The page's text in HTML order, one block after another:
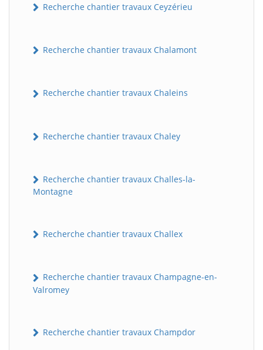
Recherche chantier travaux Ceyzérieu
Recherche chantier travaux Chalamont
Recherche chantier travaux Chaleins
Recherche chantier travaux Chaley
Recherche chantier travaux Challes-la-
Montagne
Recherche chantier travaux Challex
Recherche chantier travaux Champagne-en-
Valromey
Recherche chantier travaux Champdor